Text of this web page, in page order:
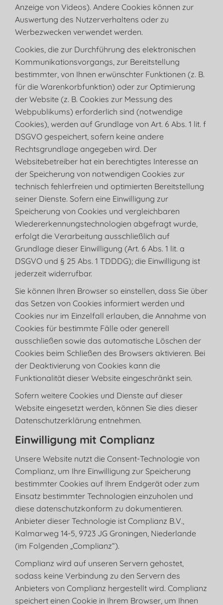
Anzeige von Videos). Andere Cookies können zur
Auswertung des Nutzerverhaltens oder zu
Werbezwecken verwendet werden.
Cookies, die zur Durchführung des elektronischen
Kommunikationsvorgangs, zur Bereitstellung
bestimmter, von Ihnen erwünschter Funktionen (z. B.
für die Warenkorbfunktion) oder zur Optimierung
der Website (z. B. Cookies zur Messung des
Webpublikums) erforderlich sind (notwendige
Cookies), werden auf Grundlage von Art. 6 Abs. 1 lit. f
DSGVO gespeichert, sofern keine andere
Rechtsgrundlage angegeben wird. Der
Websitebetreiber hat ein berechtigtes Interesse an
der Speicherung von notwendigen Cookies zur
technisch fehlerfreien und optimierten Bereitstellung
seiner Dienste. Sofern eine Einwilligung zur
Speicherung von Cookies und vergleichbaren
Wiedererkennungstechnologien abgefragt wurde,
erfolgt die Verarbeitung ausschließlich auf
Grundlage dieser Einwilligung (Art. 6 Abs. 1 lit. a
DSGVO und § 25 Abs. 1 TDDDG); die Einwilligung ist
jederzeit widerrufbar.
Sie können Ihren Browser so einstellen, dass Sie über
das Setzen von Cookies informiert werden und
Cookies nur im Einzelfall erlauben, die Annahme von
Cookies für bestimmte Fälle oder generell
ausschließen sowie das automatische Löschen der
Cookies beim Schließen des Browsers aktivieren. Bei
der Deaktivierung von Cookies kann die
Funktionalität dieser Website eingeschränkt sein.
Sofern weitere Cookies und Dienste auf dieser
Website eingesetzt werden, können Sie dies dieser
Datenschutzerklärung entnehmen.
Einwilligung mit Complianz
Unsere Website nutzt die Consent-Technologie von
Complianz, um Ihre Einwilligung zur Speicherung
bestimmter Cookies auf Ihrem Endgerät oder zum
Einsatz bestimmter Technologien einzuholen und
diese datenschutzkonform zu dokumentieren.
Anbieter dieser Technologie ist Complianz B.V.,
Kalmarweg 14-5, 9723 JG Groningen, Niederlande
(im Folgenden „Complianz“).
Complianz wird auf unseren Servern gehostet,
sodass keine Verbindung zu den Servern des
Anbieters von Complianz hergestellt wird. Complianz
speichert einen Cookie in Ihrem Browser, um Ihnen